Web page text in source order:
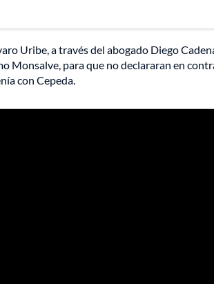
Uribe, a través del abogado Diego
Monsalve, para que no declararan en
con Cepeda.